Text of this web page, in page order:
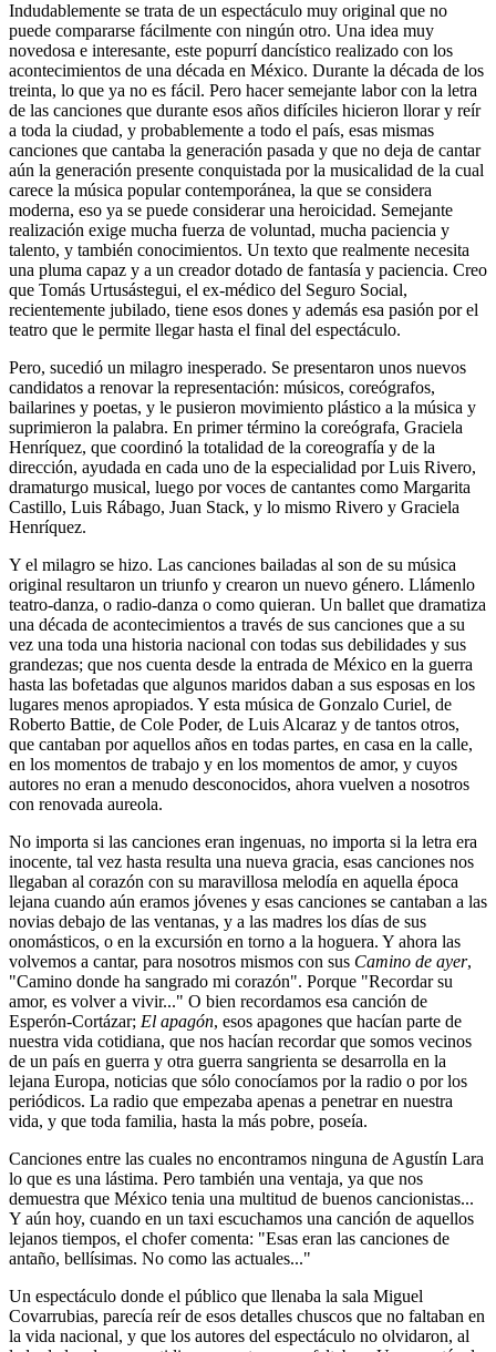
Indudablemente se trata de un espectáculo muy original que no
puede compararse fácilmente con ningún otro. Una idea muy
novedosa e interesante, este popurrí dancístico realizado con los
acontecimientos de una década en México. Durante la década de los
treinta, lo que ya no es fácil. Pero hacer semejante labor con la letra
de las canciones que durante esos años difíciles hicieron llorar y reír
a toda la ciudad, y probablemente a todo el país, esas mismas
canciones que cantaba la generación pasada y que no deja de cantar
aún la generación presente conquistada por la musicalidad de la cual
carece la música popular contemporánea, la que se considera
moderna, eso ya se puede considerar una heroicidad. Semejante
realización exige mucha fuerza de voluntad, mucha paciencia y
talento, y también conocimientos. Un texto que realmente necesita
una pluma capaz y a un creador dotado de fantasía y paciencia. Creo
que Tomás Urtusástegui, el ex-médico del Seguro Social,
recientemente jubilado, tiene esos dones y además esa pasión por el
teatro que le permite llegar hasta el final del espectáculo.
Pero, sucedió un milagro inesperado. Se presentaron unos nuevos
candidatos a renovar la representación: músicos, coreógrafos,
bailarines y poetas, y le pusieron movimiento plástico a la música y
suprimieron la palabra. En primer término la coreógrafa, Graciela
Henríquez, que coordinó la totalidad de la coreografía y de la
dirección, ayudada en cada uno de la especialidad por Luis Rivero,
dramaturgo musical, luego por voces de cantantes como Margarita
Castillo, Luis Rábago, Juan Stack, y lo mismo Rivero y Graciela
Henríquez.
Y el milagro se hizo. Las canciones bailadas al son de su música
original resultaron un triunfo y crearon un nuevo género. Llámenlo
teatro-danza, o radio-danza o como quieran. Un ballet que dramatiza
una década de acontecimientos a través de sus canciones que a su
vez una toda una historia nacional con todas sus debilidades y sus
grandezas; que nos cuenta desde la entrada de México en la guerra
hasta las bofetadas que algunos maridos daban a sus esposas en los
lugares menos apropiados. Y esta música de Gonzalo Curiel, de
Roberto Battie, de Cole Poder, de Luis Alcaraz y de tantos otros,
que cantaban por aquellos años en todas partes, en casa en la calle,
en los momentos de trabajo y en los momentos de amor, y cuyos
autores no eran a menudo desconocidos, ahora vuelven a nosotros
con renovada aureola.
No importa si las canciones eran ingenuas, no importa si la letra era
inocente, tal vez hasta resulta una nueva gracia, esas canciones nos
llegaban al corazón con su maravillosa melodía en aquella época
lejana cuando aún eramos jóvenes y esas canciones se cantaban a las
novias debajo de las ventanas, y a las madres los días de sus
onomásticos, o en la excursión en torno a la hoguera. Y ahora las
volvemos a cantar, para nosotros mismos con sus Camino de ayer,
"Camino donde ha sangrado mi corazón". Porque "Recordar su
amor, es volver a vivir..." O bien recordamos esa canción de
Esperón-Cortázar; El apagón, esos apagones que hacían parte de
nuestra vida cotidiana, que nos hacían recordar que somos vecinos
de un país en guerra y otra guerra sangrienta se desarrolla en la
lejana Europa, noticias que sólo conocíamos por la radio o por los
periódicos. La radio que empezaba apenas a penetrar en nuestra
vida, y que toda familia, hasta la más pobre, poseía.
Canciones entre las cuales no encontramos ninguna de Agustín Lara
lo que es una lástima. Pero también una ventaja, ya que nos
demuestra que México tenia una multitud de buenos cancionistas...
Y aún hoy, cuando en un taxi escuchamos una canción de aquellos
lejanos tiempos, el chofer comenta: "Esas eran las canciones de
antaño, bellísimas. No como las actuales..."
Un espectáculo donde el público que llenaba la sala Miguel
Covarrubias, parecía reír de esos detalles chuscos que no faltaban en
la vida nacional, y que los autores del espectáculo no olvidaron, al